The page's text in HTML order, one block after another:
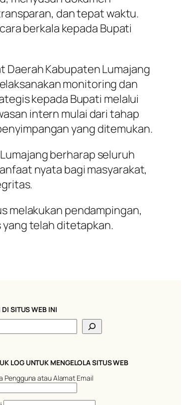
dan tepat waktu.
berkala kepada Bupati
Daerah Kabupaten Lumajang
monitoring dan
kepada Bupati melalui
intern mulai dari tahap
yang ditemukan.
berharap seluruh
nyata bagi masyarakat,
melakukan pendampingan,
telah ditetapkan.
DI SITUS WEB INI
LOG UNTUK MENGELOLA SITUS WEB
Pengguna atau Alamat Email